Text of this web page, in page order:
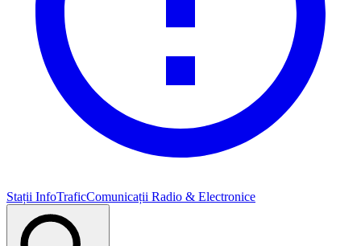
Stații InfoTraficComunicații Radio & Electronice